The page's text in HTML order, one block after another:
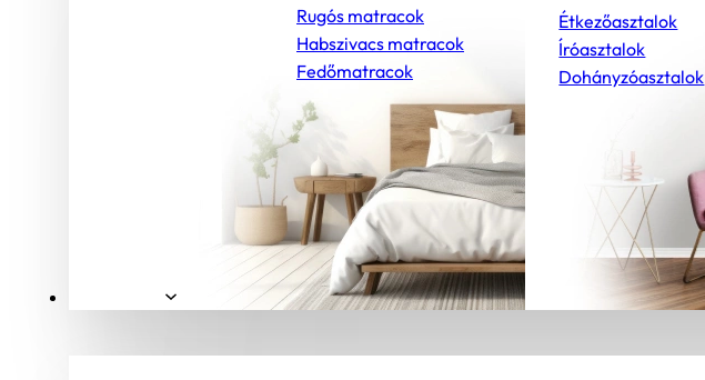
Rugós matracok
Habszivacs matracok
Fedőmatracok
Étkezőasztalok
Íróasztalok
Dohányzóasztalok